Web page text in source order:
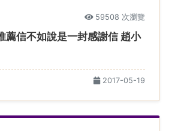
59508 次瀏覽
薦信不如說是一封感謝信 趙小
2017-05-19